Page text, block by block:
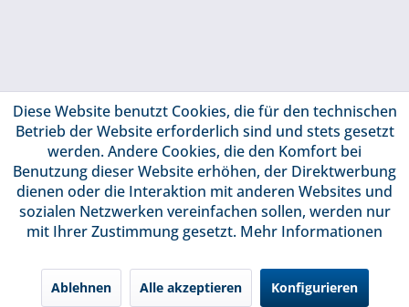
Diese Website benutzt Cookies, die für den technischen
Betrieb der Website erforderlich sind und stets gesetzt
werden. Andere Cookies, die den Komfort bei
Benutzung dieser Website erhöhen, der Direktwerbung
dienen oder die Interaktion mit anderen Websites und
sozialen Netzwerken vereinfachen sollen, werden nur
mit Ihrer Zustimmung gesetzt. Mehr Informationen
Ablehnen Alle akzeptieren Konfigurieren